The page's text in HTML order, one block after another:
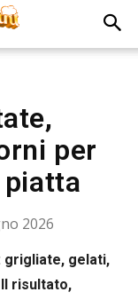
per
2026
grigliate, gelati,
risultato,